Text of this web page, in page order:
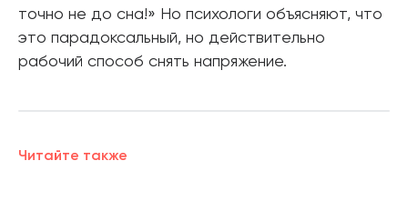
точно не до сна!» Но психологи объясняют, что
это парадоксальный, но действительно
рабочий способ снять напряжение.
Читайте также